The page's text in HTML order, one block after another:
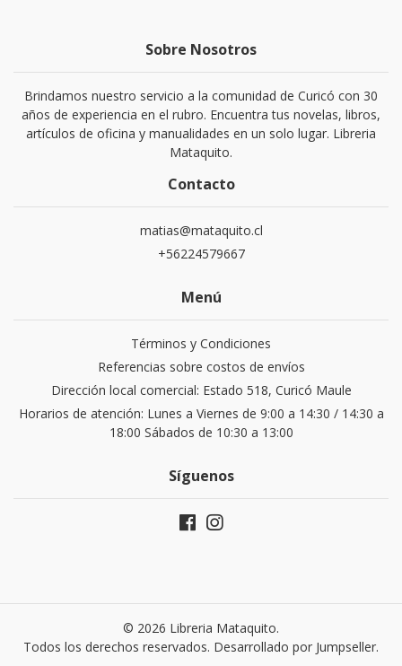
Sobre Nosotros
Brindamos nuestro servicio a la comunidad de Curicó con 30
años de experiencia en el rubro. Encuentra tus novelas, libros,
artículos de oficina y manualidades en un solo lugar. Libreria
Mataquito.
Contacto
matias@mataquito.cl
+56224579667
Menú
Términos y Condiciones
Referencias sobre costos de envíos
Dirección local comercial: Estado 518, Curicó Maule
Horarios de atención: Lunes a Viernes de 9:00 a 14:30 / 14:30 a
18:00 Sábados de 10:30 a 13:00
Síguenos
© 2026 Libreria Mataquito.
Todos los derechos reservados. Desarrollado por Jumpseller.